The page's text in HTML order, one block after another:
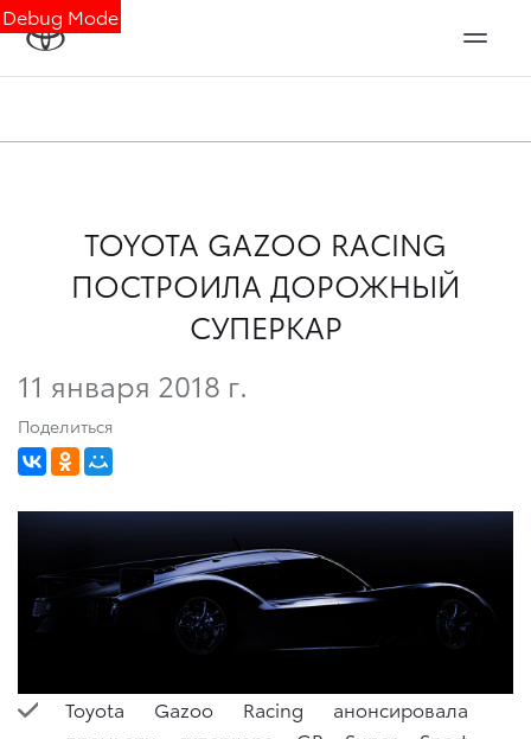
Debug Mode
TOYOTA GAZOO RACING
ПОСТРОИЛА ДОРОЖНЫЙ
СУПЕРКАР
11 января 2018 г.
Поделиться
Toyota Gazoo Racing анонсировала